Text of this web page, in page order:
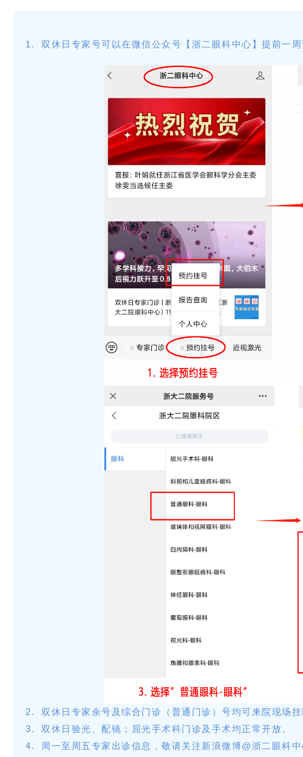
1. 双休日专家号可以在微信公众号【浙二眼科中心】提前一周
2. 双休日专家余号及综合门诊（普通门诊）号均可来院现场挂
3. 双休日验光、配镜；屈光手术科门诊及手术均正常开放。
4. 周一至周五专家出诊信息，敬请关注新浪微博@浙二眼科中